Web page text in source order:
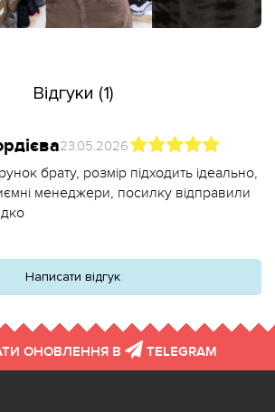
Відгуки (1)
23.05.2026
брату, розмір підходить ідеально,
менеджери, посилку відправили
Написати відгук
ОНОВЛЕННЯ В TELEGRAM